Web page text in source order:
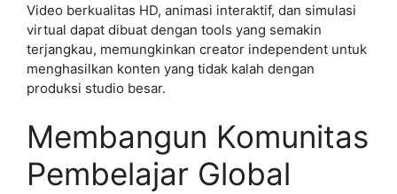
Video berkualitas HD, animasi interaktif, dan simulasi
virtual dapat dibuat dengan tools yang semakin
terjangkau, memungkinkan creator independent untuk
menghasilkan konten yang tidak kalah dengan
produksi studio besar.
Membangun Komunitas
Pembelajar Global